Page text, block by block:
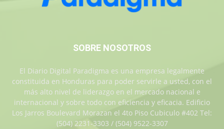
SOBRE NOSOTROS
El Diario Digital Paradigma es una empresa legalmente
constituida en Honduras para poder servirle a usted, con el
más alto nivel de liderazgo en el mercado nacional e
internacional y sobre todo con eficiencia y eficacia. Edificio
Los Jarros Boulevard Morazan el 4to Piso Cubiculo #402 Tel:
(504) 2231-3303 / (504) 9522-3307